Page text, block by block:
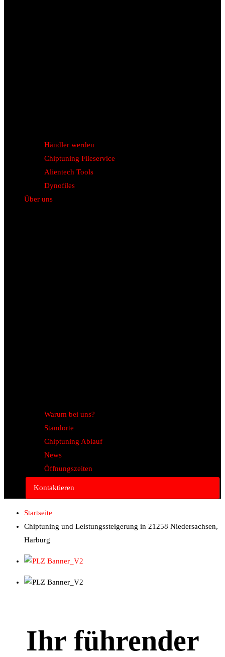
Händler werden
Chiptuning Fileservice
Alientech Tools
Dynofiles
Über uns
Warum bei uns?
Standorte
Chiptuning Ablauf
News
Öffnungszeiten
Kontaktieren
Startseite
Chiptuning und Leistungssteigerung in 21258 Niedersachsen,
Harburg
Ihr führender